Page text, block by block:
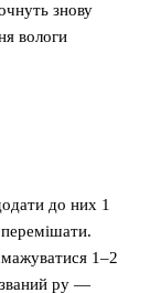
знову
вологи
до них 1
1–2
званий ру —